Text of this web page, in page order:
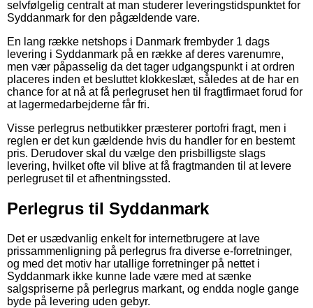
selvfølgelig centralt at man studerer leveringstidspunktet for
Syddanmark for den pågældende vare.
En lang række netshops i Danmark frembyder 1 dags
levering i Syddanmark på en række af deres varenumre,
men vær påpasselig da det tager udgangspunkt i at ordren
placeres inden et besluttet klokkeslæt, således at de har en
chance for at nå at få perlegruset hen til fragtfirmaet forud for
at lagermedarbejderne får fri.
Visse perlegrus netbutikker præsterer portofri fragt, men i
reglen er det kun gældende hvis du handler for en bestemt
pris. Derudover skal du vælge den prisbilligste slags
levering, hvilket ofte vil blive at få fragtmanden til at levere
perlegruset til et afhentningssted.
Perlegrus til Syddanmark
Det er usædvanlig enkelt for internetbrugere at lave
prissammenligning på perlegrus fra diverse e-forretninger,
og med det motiv har utallige forretninger på nettet i
Syddanmark ikke kunne lade være med at sænke
salgspriserne på perlegrus markant, og endda nogle gange
byde på levering uden gebyr.